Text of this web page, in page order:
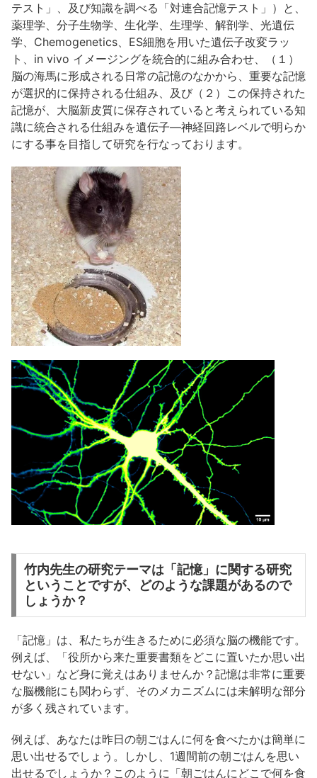
テスト」、及び知識を調べる「対連合記憶テスト」）と、
薬理学、分子生物学、生化学、生理学、解剖学、光遺伝
学、Chemogenetics、ES細胞を用いた遺伝子改変ラッ
ト、in vivo イメージングを統合的に組み合わせ、（１）
脳の海馬に形成される日常の記憶のなかから、重要な記憶
が選択的に保持される仕組み、及び（２）この保持された
記憶が、大脳新皮質に保存されていると考えられている知
識に統合される仕組みを遺伝子—神経回路レベルで明らか
にする事を目指して研究を行なっております。
竹内先生の研究テーマは「記憶」に関する研究
ということですが、どのような課題があるので
しょうか？
「記憶」は、私たちが生きるために必須な脳の機能です。
例えば、「役所から来た重要書類をどこに置いたか思い出
せない」など身に覚えはありませんか？記憶は非常に重要
な脳機能にも関わらず、そのメカニズムには未解明な部分
が多く残されています。
例えば、あなたは昨日の朝ごはんに何を食べたかは簡単に
思い出せるでしょう。しかし、1週間前の朝ごはんを思い
出せるでしょうか？このように「朝ごはんにどこで何を食